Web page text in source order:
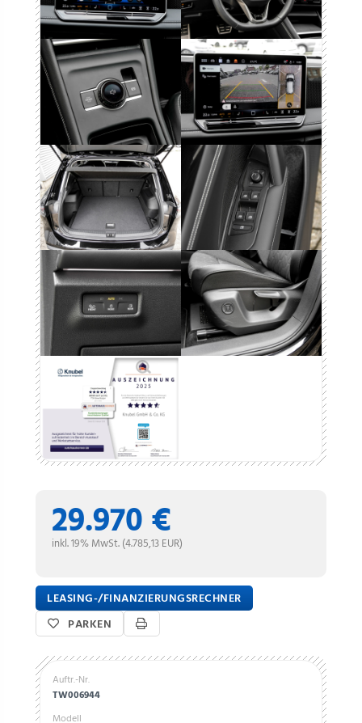
29.970 €
inkl. 19% MwSt. (4.785,13 EUR)
LEASING-/FINANZIERUNGSRECHNER
PARKEN
Auftr.-Nr.
TW006944
Modell